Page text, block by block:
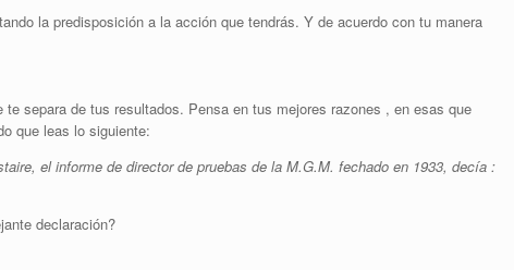
la predisposición a la acción que tendrás. Y de acuerdo con tu manera
separa de tus resultados. Pensa en tus mejores razones , en esas que
que leas lo siguiente:
el informe de director de pruebas de la M.G.M. fechado en 1933, decía :
declaración?